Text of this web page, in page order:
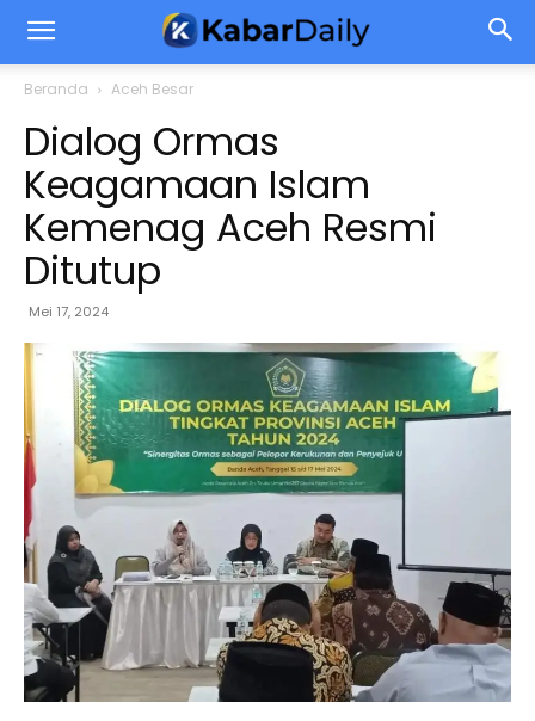
Beranda Aceh Besar
Dialog Ormas
Keagamaan Islam
Kemenag Aceh Resmi
Ditutup
Mei 17, 2024